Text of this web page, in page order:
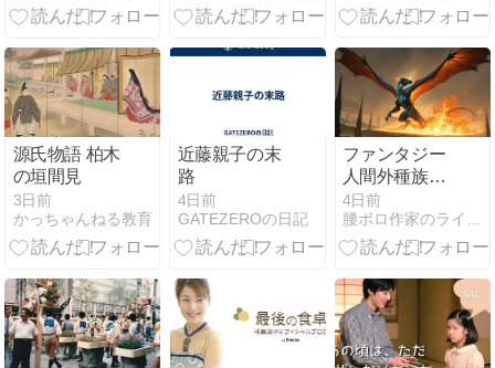
宝玉が物語を
具」の設計術
源氏物語 柏木
の垣間見
3日前
かっちゃんねる教育
近藤親子の末
路
4日前
GATEZEROの日記
ファンタジー
人間外種族の
作り方｜指輪
物語から
FF14・スター
の種族設計論
4日前